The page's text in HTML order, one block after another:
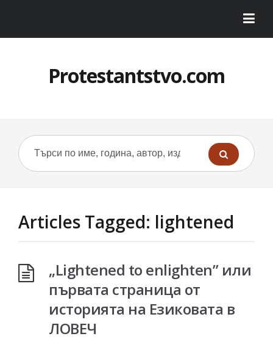
Protestantstvo.com
Articles Tagged: lightened
„Lightened to enlighten” или
първата страница от
историята на Езиковата в
ЛОВЕЧ